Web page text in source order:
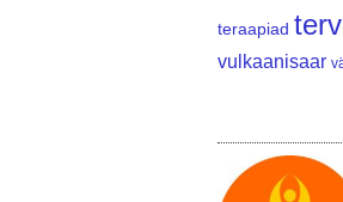
teraapiad
vulkaanisaar